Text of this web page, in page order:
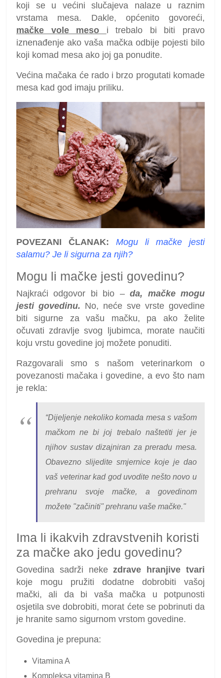
koji se u većini slučajeva nalaze u raznim
vrstama mesa. Dakle, općenito govoreći,
mačke vole meso
i trebalo bi biti pravo
iznenađenje ako vaša mačka odbije pojesti bilo
koji komad mesa ako joj ga ponudite.
Većina mačaka će rado i brzo progutati komade
mesa kad god imaju priliku.
POVEZANI ČLANAK:
Mogu li mačke jesti
salamu? Je li sigurna za njih?
Mogu li mačke jesti govedinu?
Najkraći odgovor bi bio –da, mačke mogu
jesti govedinu. No, neće sve vrste govedine
biti sigurne za vašu mačku, pa ako želite
očuvati zdravlje svog ljubimca, morate naučiti
koju vrstu govedine joj možete ponuditi.
Razgovarali smo s našom veterinarkom o
povezanosti mačaka i govedine, a evo što nam
je rekla:
“Dijeljenje nekoliko komada mesa s vašom
mačkom ne bi joj trebalo naštetiti jer je
njihov sustav dizajniran za preradu mesa.
Obavezno slijedite smjernice koje je dao
vaš veterinar kad god uvodite nešto novo u
prehranu svoje mačke, a govedinom
možete "začiniti" prehranu vaše mačke."
Ima li ikakvih zdravstvenih koristi
za mačke ako jedu govedinu?
Govedina sadrži nekezdrave hranjive tvari
koje mogu pružiti dodatne dobrobiti vašoj
mački, ali da bi vaša mačka u potpunosti
osjetila sve dobrobiti, morat ćete se pobrinuti da
je hranite samo sigurnom vrstom govedine.
Govedina je prepuna:
Vitamina A
Kompleksa vitamina B